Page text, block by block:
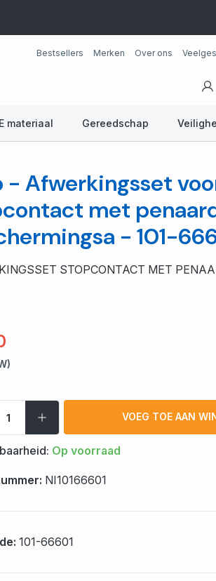
Bestsellers Merken Over ons
materiaal Gereedschap
- Afwerkingsset
met
- 101-
STOPCONTACT MET
VOEG TOE AAN
Op voorraad
NI10166601
101-66601